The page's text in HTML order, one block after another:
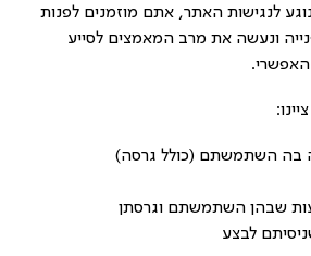
לנגישות האתר, אתם מוזמנים לפנות
ונעשה את מרב המאמצים לסייע
בה השתמשתם (כולל גרסה)
שבהן השתמשתם וגרסתן
לבצע